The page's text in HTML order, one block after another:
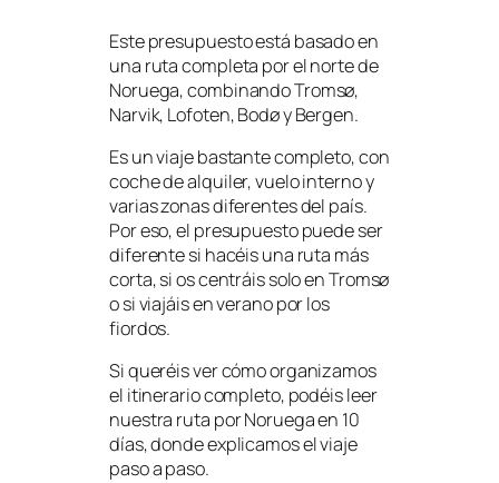
Este presupuesto está basado en
una ruta completa por el norte de
Noruega, combinando Tromsø,
Narvik, Lofoten, Bodø y Bergen.
Es un viaje bastante completo, con
coche de alquiler, vuelo interno y
varias zonas diferentes del país.
Por eso, el presupuesto puede ser
diferente si hacéis una ruta más
corta, si os centráis solo en Tromsø
o si viajáis en verano por los
fiordos.
Si queréis ver cómo organizamos
el itinerario completo, podéis leer
nuestra ruta por Noruega en 10
días, donde explicamos el viaje
paso a paso.